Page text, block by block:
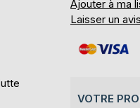
Ajouter à ma
Laisser un avis
VOTRE